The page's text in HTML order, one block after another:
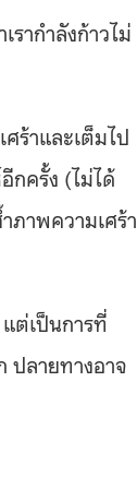
ากำลังก้าวไม่
ร้าและเต็มไป
กครั้ง (ไม่ได้
ภาพความเศร้า
ต่เป็นการที่
ปลายทางอาจ